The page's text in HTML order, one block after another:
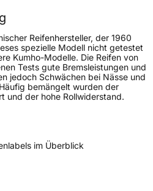
Reifenhersteller, der 1960
spezielle Modell nicht getestet
Kumho-Modelle. Die Reifen von
Tests gute Bremsleistungen und
jedoch Schwächen bei Nässe und
bemängelt wurden der
und der hohe Rollwiderstand.
im Überblick